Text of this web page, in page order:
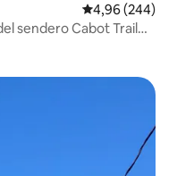
Calificación
4,96 (244)
sendero Cabot Trail